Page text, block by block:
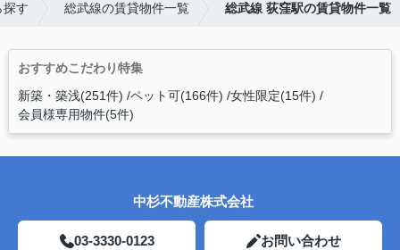
探す 総武線の賃貸物件一覧 総武線 荻窪駅の賃貸物件一覧
おすすめこだわり特集
新築・築浅(251件) ペット可(166件) 女性限定(15件)
会員様専用物件(5件)
中杉不動産株式会社
03-3330-0123 お問い合わせ